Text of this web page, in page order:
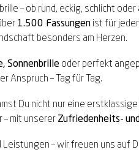
– ob rund, eckig, schlicht
1.500 Fassungen ist für
besonders am Herzen.
Sonnenbrille oder perfekt
Anspruch – Tag für Tag.
Du nicht nur eine
– mit unserer Zufriedenheits-
– wir freuen uns auf